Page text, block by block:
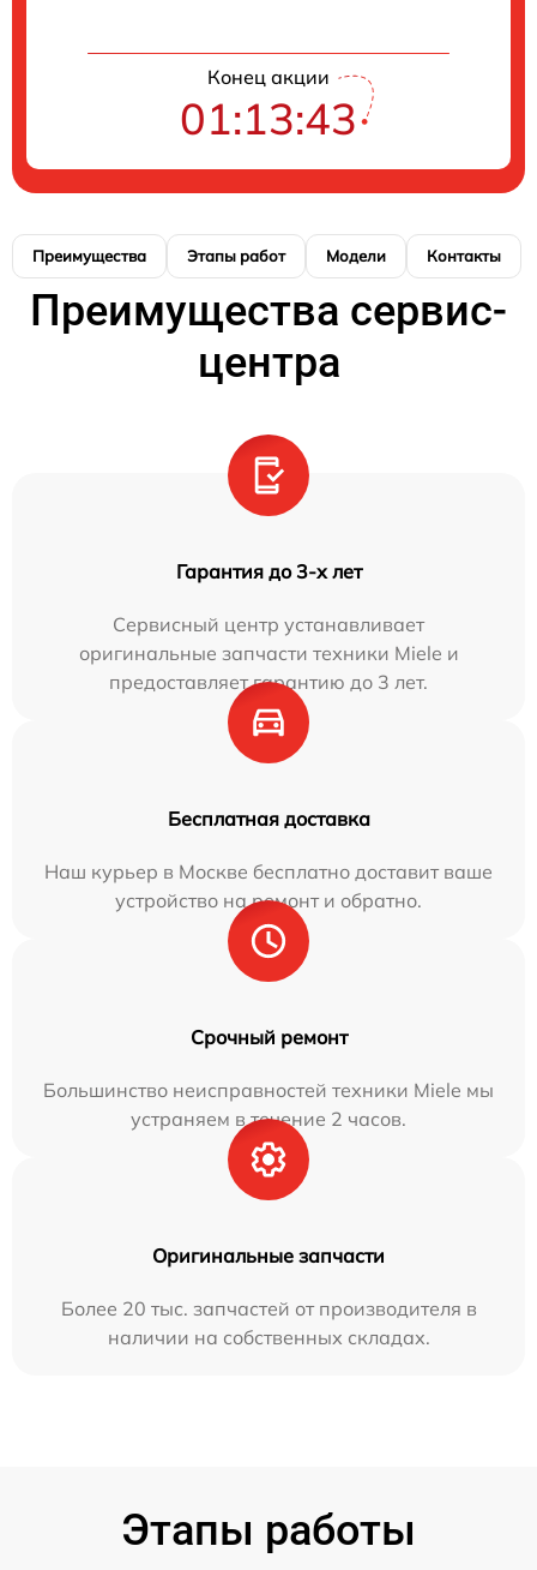
Конец акции
01:13:43
Преимущества Этапы работ Модели Контакты
Преимущества сервис-
центра
Гарантия до 3-х лет
Сервисный центр устанавливает
оригинальные запчасти техники Miele и
предоставляет гарантию до 3 лет.
Бесплатная доставка
Наш курьер в Москве бесплатно доставит ваше
устройство на ремонт и обратно.
Срочный ремонт
Большинство неисправностей техники Miele мы
устраняем в течение 2 часов.
Оригинальные запчасти
Более 20 тыс. запчастей от производителя в
наличии на собственных складах.
Этапы работы